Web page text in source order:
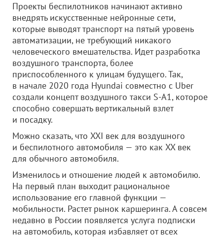
Проекты беспилотников начинают активно
внедрять искусственные нейронные сети,
которые выводят транспорт на пятый уровень
автоматизации, не требующий никакого
человеческого вмешательства. Идет разработка
воздушного транспорта, более
приспособленного к улицам будущего. Так,
в начале 2020 года Hyundai совместно с Uber
создали концепт воздушного такси S-A1, которое
способно совершать вертикальный взлет
и посадку.
Можно сказать, что XXI век для воздушного
и беспилотного автомобиля — это как XX век
для обычного автомобиля.
Изменилось и отношение людей к автомобилю.
На первый план выходит рациональное
использование его главной функции —
мобильности. Растет рынок каршеринга. А совсем
недавно в России появляется услуга подписки
на автомобиль, которая избавляет от всех